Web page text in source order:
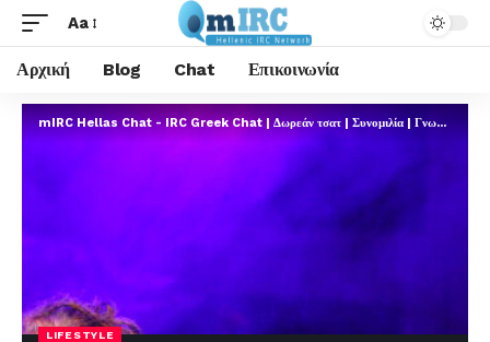
Aa
Αρχική Blog Chat Επικοινωνία
mIRC Hellas Chat - IRC Greek Chat | Δωρεάν τσατ | Συνομιλία | Γνωριμίες | FREE
LIFESTYLE